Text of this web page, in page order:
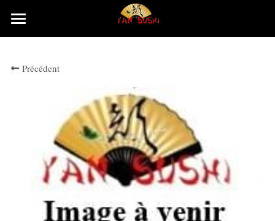
Accueil
Rechercher
Précédent
LES CATÉGORIES DE LA BOUTIQUE